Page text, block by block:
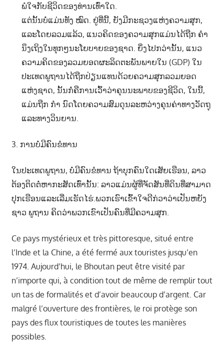
ພໍໃຈກັບຊີວິດຂອງທ່ານເທົ່າໃດ.
ແຕ່ນັ້ນບໍ່ແມ່ນທັງ ໝົດ. ຢູ່ທີ່ນີ້, ຍັງມີກະຊວງແຫ່ງຄວາມສຸກ,
ແລະໂດຍລວມແລ້ວ, ແນວຄິດຂອງຄວາມສຸກແມ່ນໄດ້ຖືກ ຄຳ
ນຶງເຖິງໃນທຸກໆນະໂຍບາຍຂອງຊາດ. ຍິ່ງໄປກວ່ານັ້ນ, ແນວ
ຄວາມຄິດຂອງລວມຍອດຜະລິດຕະພັນພາຍໃນ (GDP) ໃນ
ປະເທດພູຖານໄດ້ຖືກປ່ຽນແທນດ້ວຍຄວາມສຸກລວມຍອດ
ແຫ່ງຊາດ, ນັ້ນກໍ່ຄືການເວົ້າວ່າຄຸນນະພາບຂອງຊີວິດ, ໃນນີ້,
ແມ່ນຖືກ ກຳ ນົດໂດຍຄວາມສົມດຸນລະຫວ່າງຄຸນຄ່າທາງວັດຖຸ
ແລະທາງວິນຍານ.
3. ການບໍ່ມີຄົນຂໍທານ
ໃນປະເທດພູຖານ, ບໍ່ມີຄົນຂໍທານ ຖ້າບຸກຄົນໃດເສັຍເຮືອນ, ລາວ
ຕ້ອງຕິດຕໍ່ຫາກະສັດເທົ່ານັ້ນ: ລາວແມ່ນຜູ້ທີ່ຈັດສັນທີ່ດິນທີ່ສາມາດ
ປຸກເຮືອນແລະເລີ່ມເຮັດໄຮ່.ພວກເຮົາເຂົ້າໃຈດີກ່ວາວ່າເປັນຫຍັງ
ຊາວ ພູຖານ ຄິດວ່າພວກເຂົາເປັນຄົນທີ່ມີຄວາມສຸກ.
Ce pays mystérieux et très pittoresque, situé entre
l’Inde et la Chine, a été fermé aux touristes jusqu’en
1974. Aujourd’hui, le Bhoutan peut être visité par
n’importe qui, à condition tout de même de remplir tout
un tas de formalités et d’avoir beaucoup d’argent. Car
malgré l’ouverture des frontières, le roi protège son
pays des flux touristiques de toutes les manières
possibles.